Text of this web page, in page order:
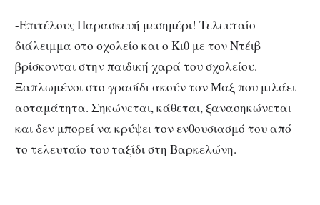
-Επιτέλους Παρασκευή μεσημέρι! Τελευταίο
διάλειμμα στο σχολείο και ο Κιθ με τον Ντέιβ
βρίσκονται στην παιδική χαρά του σχολείου.
Ξαπλωμένοι στο γρασίδι ακούν τον Μαξ που μιλάει
ασταμάτητα. Σηκώνεται, κάθεται, ξανασηκώνεται
και δεν μπορεί να κρύψει τον ενθουσιασμό του από
το τελευταίο του ταξίδι στη Βαρκελώνη.